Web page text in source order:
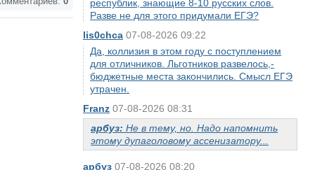
республик, знающие 8-10 русских слов.
Разве не для этого придумали ЕГЭ?
lis0chca 07-08-2026 09:22
Да, коллизия в этом году с поступлением
для отличников. Льготников развелось,-
бюджетные места закончились. Смысл ЕГЭ
утрачен.
Franz 07-08-2026 08:31
арбуз: Не в тему, но. Надо напомнить
этому дупаголовому ассенизатору...
арбуз 07-08-2026 08:20